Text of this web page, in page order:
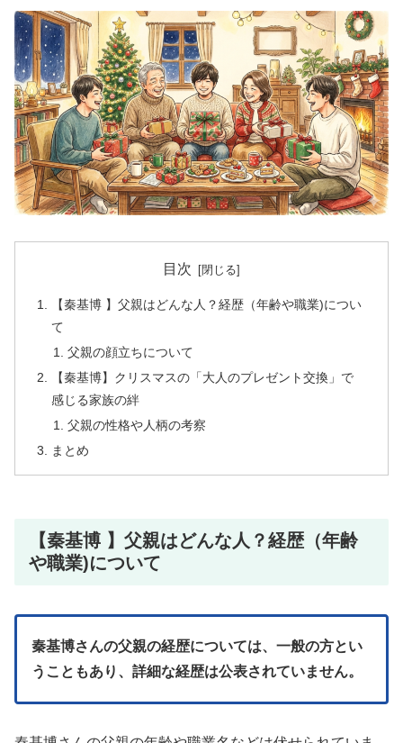
目次
【秦基博 】父親はどんな人？経歴（年齢や職業)につい
て
父親の顔立ちについて
【秦基博】クリスマスの「大人のプレゼント交換」で
感じる家族の絆
父親の性格や人柄の考察
まとめ
【秦基博 】父親はどんな人？経歴（年齢
や職業)について
秦基博さんの父親の経歴については、一般の方とい
うこともあり、詳細な経歴は公表されていません。